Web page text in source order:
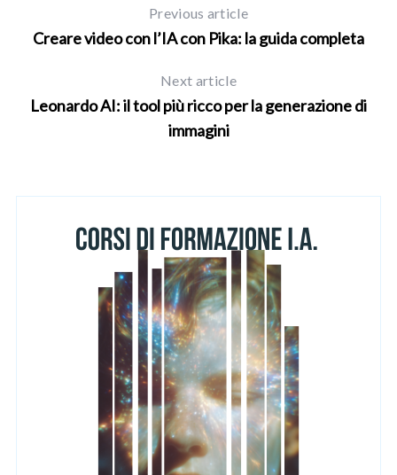
Previous article
Creare video con l’IA con Pika: la guida completa
Next article
Leonardo AI: il tool più ricco per la generazione di
immagini
f